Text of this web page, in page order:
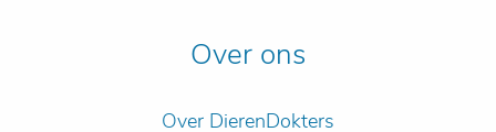
Over ons
Over DierenDokters